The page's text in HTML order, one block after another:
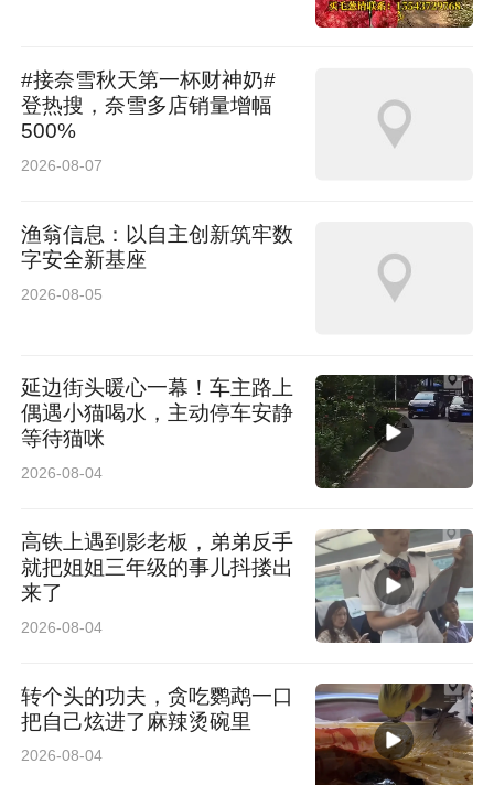
解了无障碍出行辅具的安全标准。
活动临近结束时，不少轮椅没有故障的朋友也推
到，大家对出行安全非常渴望，我们的服务还有
提升空间。”王培师傅感慨道，“这次志愿服务让
自2024年起，滴滴公益、滴滴青桔联合中国肢残
#接奈雪秋天第一杯财神奶#
登热搜，奈雪多店销量增幅
500%
2026-08-07
渔翁信息：以自主创新筑牢数
字安全新基座
2026-08-05
延边街头暖心一幕！车主路上
偶遇小猫喝水，主动停车安静
等待猫咪
2026-08-04
高铁上遇到影老板，弟弟反手
就把姐姐三年级的事儿抖搂出
来了
2026-08-04
转个头的功夫，贪吃鹦鹉一口
把自己炫进了麻辣烫碗里
2026-08-04